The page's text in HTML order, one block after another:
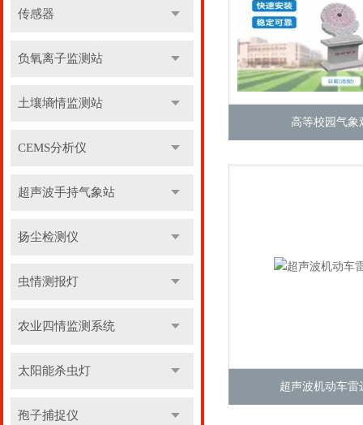
传感器
负氧离子监测站
土壤墒情监测站
CEMS分析仪
超声波手持气象站
扬尘检测仪
虫情测报灯
农业四情监测系统
太阳能杀虫灯
孢子捕捉仪
高等校园气象
超声波机动车雷